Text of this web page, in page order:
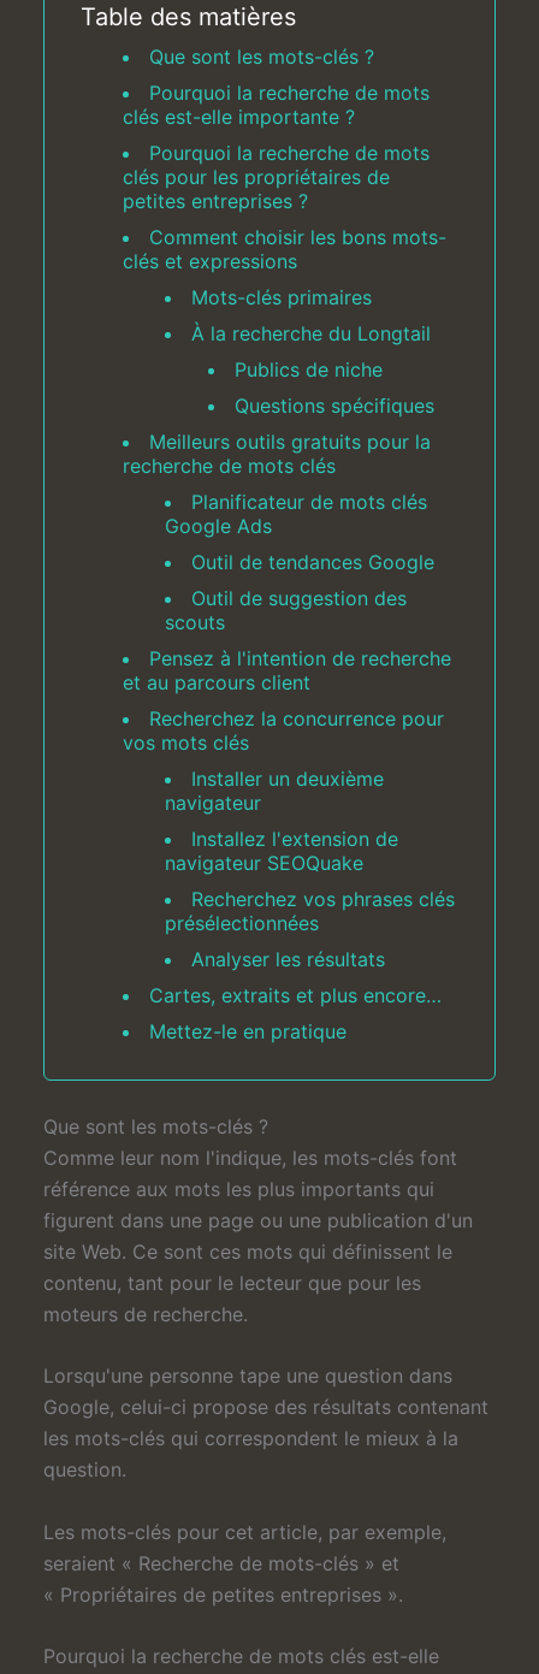
Table des matières
Que sont les mots-clés ?
Pourquoi la recherche de mots
clés est-elle importante ?
Pourquoi la recherche de mots
clés pour les propriétaires de
petites entreprises ?
Comment choisir les bons mots-
clés et expressions
Mots-clés primaires
À la recherche du Longtail
Publics de niche
Questions spécifiques
Meilleurs outils gratuits pour la
recherche de mots clés
Planificateur de mots clés
Google Ads
Outil de tendances Google
Outil de suggestion des
scouts
Pensez à l'intention de recherche
et au parcours client
Recherchez la concurrence pour
vos mots clés
Installer un deuxième
navigateur
Installez l'extension de
navigateur SEOQuake
Recherchez vos phrases clés
présélectionnées
Analyser les résultats
Cartes, extraits et plus encore…
Mettez-le en pratique
Que sont les mots-clés ?
Comme leur nom l'indique, les mots-clés font
référence aux mots les plus importants qui
figurent dans une page ou une publication d'un
site Web. Ce sont ces mots qui définissent le
contenu, tant pour le lecteur que pour les
moteurs de recherche.
Lorsqu'une personne tape une question dans
Google, celui-ci propose des résultats contenant
les mots-clés qui correspondent le mieux à la
question.
Les mots-clés pour cet article, par exemple,
seraient « Recherche de mots-clés » et
« Propriétaires de petites entreprises ».
Pourquoi la recherche de mots clés est-elle